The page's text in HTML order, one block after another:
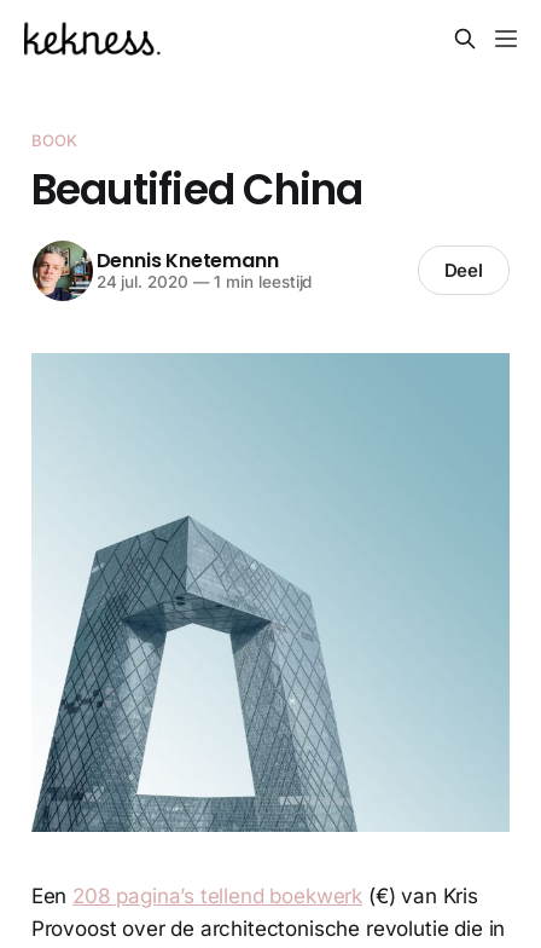
BOOK
Beautified China
Dennis Knetemann
24 jul. 2020 —1 min leestijd Deel
Een 208 pagina’s tellend boekwerk (€) van Kris
Provoost over de architectonische revolutie die in